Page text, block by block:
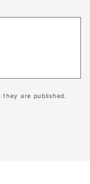
are published.